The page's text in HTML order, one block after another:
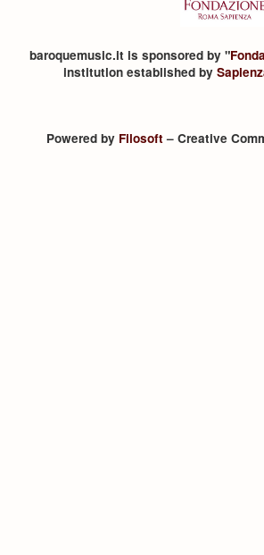
baroquemusic.it is sponsored by "
institution established by
Powered by Filosoft– Creative